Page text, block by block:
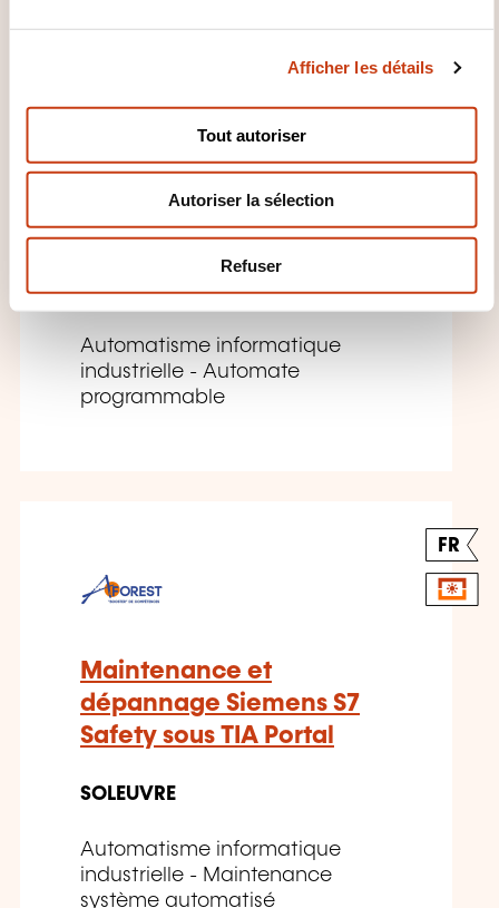
n
Afficher les détails
Tout autoriser
Autoriser la sélection
Refuser
FR
Analyse de
dysfonctionnement
SUR DEMANDE
Automatisme informatique
industrielle - Automate
programmable
FR
Maintenance et
dépannage Siemens S7
Safety sous TIA Portal
SOLEUVRE
Automatisme informatique
industrielle - Maintenance
système automatisé